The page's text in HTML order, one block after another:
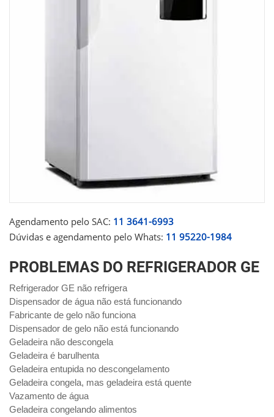
Agendamento pelo SAC: 11 3641-6993
Dúvidas e agendamento pelo Whats: 11 95220-1984
PROBLEMAS DO REFRIGERADOR GE
Refrigerador GE não refrigera
Dispensador de água não está funcionando
Fabricante de gelo não funciona
Dispensador de gelo não está funcionando
Geladeira não descongela
Geladeira é barulhenta
Geladeira entupida no descongelamento
Geladeira congela, mas geladeira está quente
Vazamento de água
Geladeira congelando alimentos